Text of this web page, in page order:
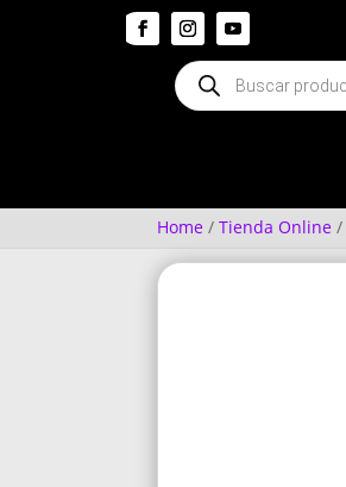
Búsqueda
de
productos
Home / Tienda Online /